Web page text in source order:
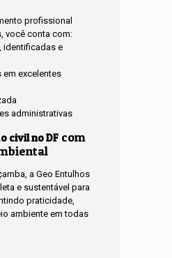
profissional
você conta com:
identificadas e
em excelentes
administrativas
civil no DF com
a Geo Entulhos
e sustentável para
praticidade,
ambiente em todas